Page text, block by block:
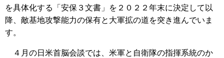
を具体化する「安保３文書」を２０２２年末に決定して以
降、敵基地攻撃能力の保有と大軍拡の道を突き進んでいま
す。
４月の日米首脳会談では、米軍と自衛隊の指揮系統のか